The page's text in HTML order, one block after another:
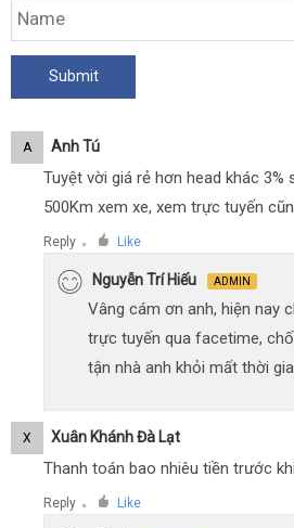
A Anh Tú
Tuyệt vời giá rẻ hơn head khác 3%
500Km xem xe, xem trực tuyến
Reply ● Like
Nguyễn Trí Hiếu ADMIN
Vâng cám ơn anh, hiện nay
trực tuyến qua facetime,
tận nhà anh khỏi mất thời
X Xuân Khánh Đà Lạt
Thanh toán bao nhiêu tiền trước
Reply ● Like